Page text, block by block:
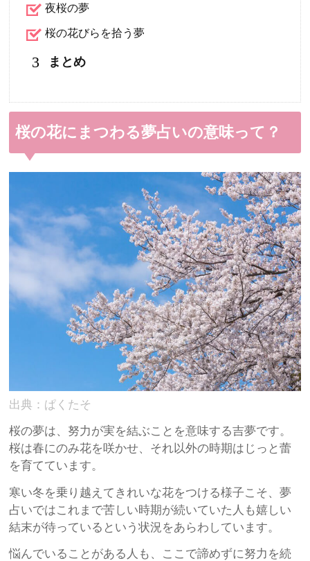
夜桜の夢
桜の花びらを拾う夢
3 まとめ
桜の花にまつわる夢占いの意味って？
出典：ぱくたそ
桜の夢は、努力が実を結ぶことを意味する吉夢です。
桜は春にのみ花を咲かせ、それ以外の時期はじっと蕾
を育てています。
寒い冬を乗り越えてきれいな花をつける様子こそ、夢
占いではこれまで苦しい時期が続いていた人も嬉しい
結末が待っているという状況をあらわしています。
悩んでいることがある人も、ここで諦めずに努力を続